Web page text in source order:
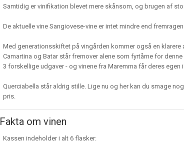
Samtidig er vinifikation blevet mere skånsom, og brugen af
De aktuelle vine Sangiovese-vine er intet mindre end
Med generationsskiftet på vingården kommer også en
Camartina og Batar står fremover alene som fyrtårne for
3 forskellige udgaver - og vinene fra Maremma får deres egen
Querciabella står aldrig stille. Lige nu og her kan du smage
pris.
Fakta om vinen
Kassen indeholder i alt 6 flasker: